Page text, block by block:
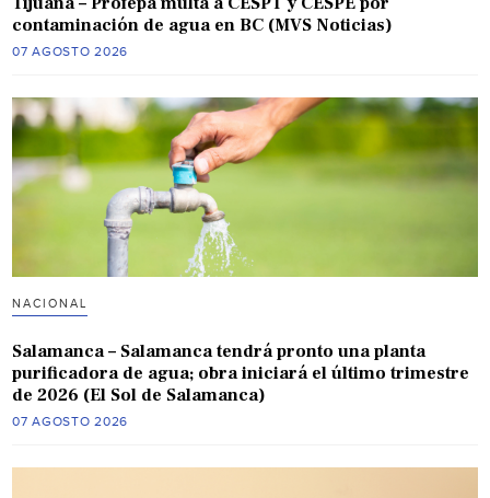
contaminación de agua en BC (MVS Noticias)
07 AGOSTO 2026
NACIONAL
Salamanca – Salamanca tendrá pronto una planta
purificadora de agua; obra iniciará el último trimestre
de 2026 (El Sol de Salamanca)
07 AGOSTO 2026